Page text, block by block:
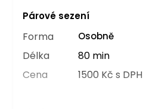
Párové sezení
Forma Osobně
Délka
80 min
Cena
1500 Kč s DPH